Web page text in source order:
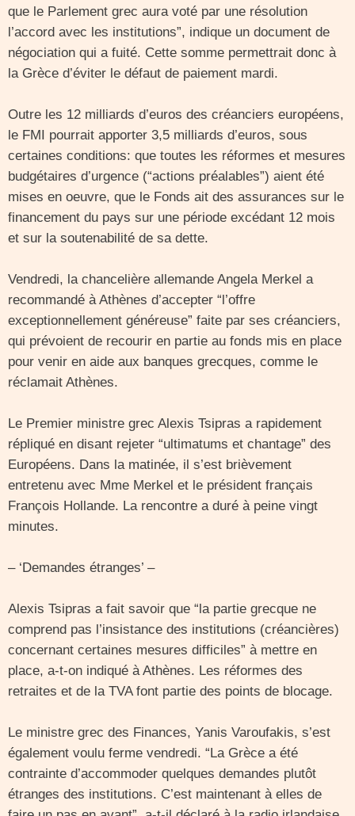
que le Parlement grec aura voté par une résolution
l’accord avec les institutions”, indique un document de
négociation qui a fuité. Cette somme permettrait donc à
la Grèce d’éviter le défaut de paiement mardi.
Outre les 12 milliards d’euros des créanciers européens,
le FMI pourrait apporter 3,5 milliards d’euros, sous
certaines conditions: que toutes les réformes et mesures
budgétaires d’urgence (“actions préalables”) aient été
mises en oeuvre, que le Fonds ait des assurances sur le
financement du pays sur une période excédant 12 mois
et sur la soutenabilité de sa dette.
Vendredi, la chancelière allemande Angela Merkel a
recommandé à Athènes d’accepter “l’offre
exceptionnellement généreuse” faite par ses créanciers,
qui prévoient de recourir en partie au fonds mis en place
pour venir en aide aux banques grecques, comme le
réclamait Athènes.
Le Premier ministre grec Alexis Tsipras a rapidement
répliqué en disant rejeter “ultimatums et chantage” des
Européens. Dans la matinée, il s’est brièvement
entretenu avec Mme Merkel et le président français
François Hollande. La rencontre a duré à peine vingt
minutes.
– ‘Demandes étranges’ –
Alexis Tsipras a fait savoir que “la partie grecque ne
comprend pas l’insistance des institutions (créancières)
concernant certaines mesures difficiles” à mettre en
place, a-t-on indiqué à Athènes. Les réformes des
retraites et de la TVA font partie des points de blocage.
Le ministre grec des Finances, Yanis Varoufakis, s’est
également voulu ferme vendredi. “La Grèce a été
contrainte d’accommoder quelques demandes plutôt
étranges des institutions. C’est maintenant à elles de